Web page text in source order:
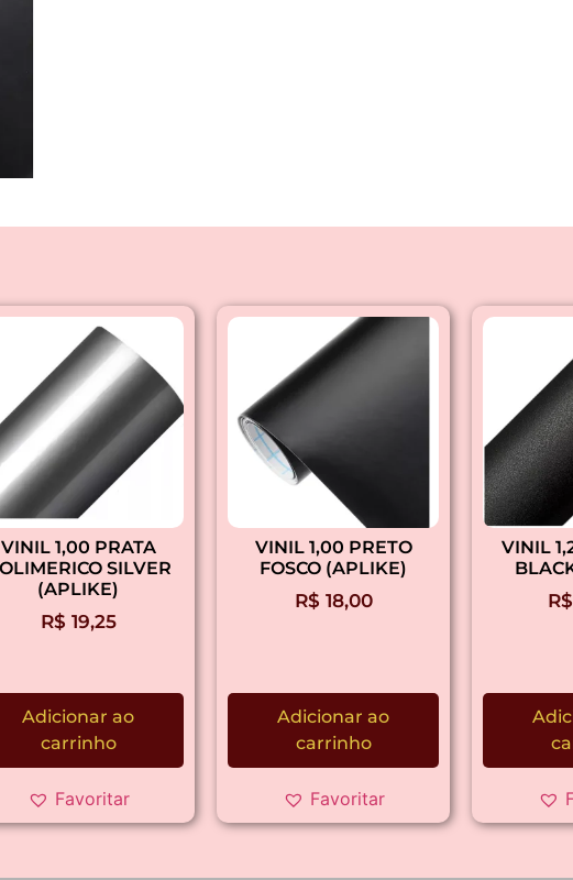
VINIL 1,00 PRATA
SILVER
(APLIKE)
R$ 19,25
Adicionar ao
carrinho
Favoritar
VINIL 1,00 PRETO
FOSCO (APLIKE)
R$ 18,00
Adicionar ao
carrinho
Favoritar
VINIL
R$